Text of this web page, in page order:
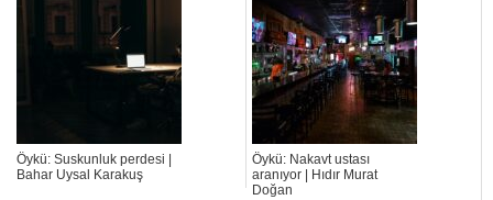
Öykü: Suskunluk perdesi |
Bahar Uysal Karakuş
Öykü: Nakavt ustası
aranıyor | Hıdır Murat
Doğan